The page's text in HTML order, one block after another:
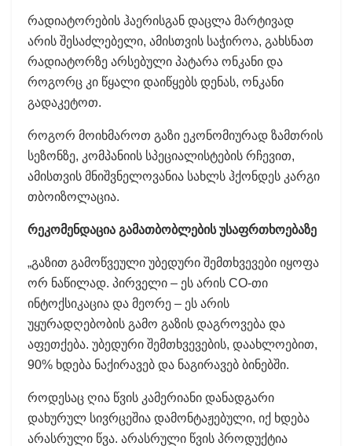
რადიატორების ჰაერისგან დაცლა მარტივად
არის შესაძლებელი, ამისთვის საჭიროა, გახსნათ
რადიატორზე არსებული პატარა ონკანი და
როგორც კი წყალი დაიწყებს დენას, ონკანი
გადაკეტოთ.
როგორ მოიხმაროთ გაზი ეკონომიურად ზამთრის
სეზონზე, კომპანიის სპეციალისტების რჩევით,
ამისთვის მნიშვნელოვანია სახლს ჰქონდეს კარგი
თბოიზოლაცია.
რეკომენდაცია გამათბობლების უსაფრთხოებაზე
„გაზით გამოწვეული უბედური შემთხვევები იყოფა
ორ ნაწილად. პირველი – ეს არის CO-თი
ინტოქსიკაცია და მეორე – ეს არის
უყურადღებობის გამო გაზის დაგროვება და
აფეთქება. უბედური შემთხვევების, დაახლოებით,
90% ხდება ნაქირავებ და ნაგირავებ ბინებში.
როდესაც ღია წვის კამერიანი დანადგარი
დახურულ სივრცეშია დამონტაჟებული, იქ ხდება
არასრული წვა. არასრული წვის პროდუქტია